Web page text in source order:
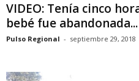
VIDEO: Tenía cinco
bebé fue abandonada...
Pulso Regional - septiembre 29, 2018